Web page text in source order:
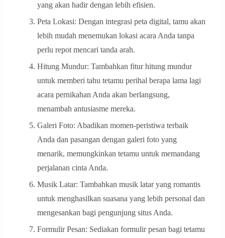
yang akan hadir dengan lebih efisien.
Peta Lokasi: Dengan integrasi peta digital, tamu akan
lebih mudah menemukan lokasi acara Anda tanpa
perlu repot mencari tanda arah.
Hitung Mundur: Tambahkan fitur hitung mundur
untuk memberi tahu tetamu perihal berapa lama lagi
acara pernikahan Anda akan berlangsung,
menambah antusiasme mereka.
Galeri Foto: Abadikan momen-peristiwa terbaik
Anda dan pasangan dengan galeri foto yang
menarik, memungkinkan tetamu untuk memandang
perjalanan cinta Anda.
Musik Latar: Tambahkan musik latar yang romantis
untuk menghasilkan suasana yang lebih personal dan
mengesankan bagi pengunjung situs Anda.
Formulir Pesan: Sediakan formulir pesan bagi tetamu